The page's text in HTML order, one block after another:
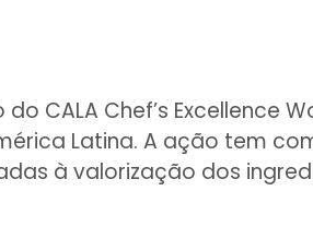
CALA Chef’s Excellence
Latina. A ação tem
à valorização dos